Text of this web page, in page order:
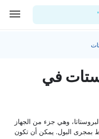
في
وهي جزء من الجهاز
بمجرى البول. يمكن أن تكون